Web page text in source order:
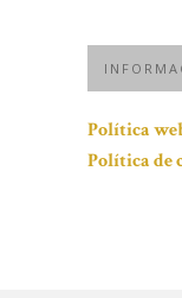
Política
Política de